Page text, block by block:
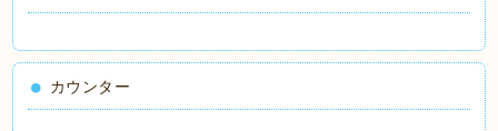
カウンター